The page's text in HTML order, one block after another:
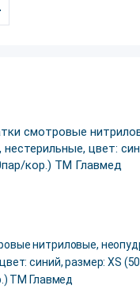
нитриловые,
синий, размер: XS
ТМ Главмед